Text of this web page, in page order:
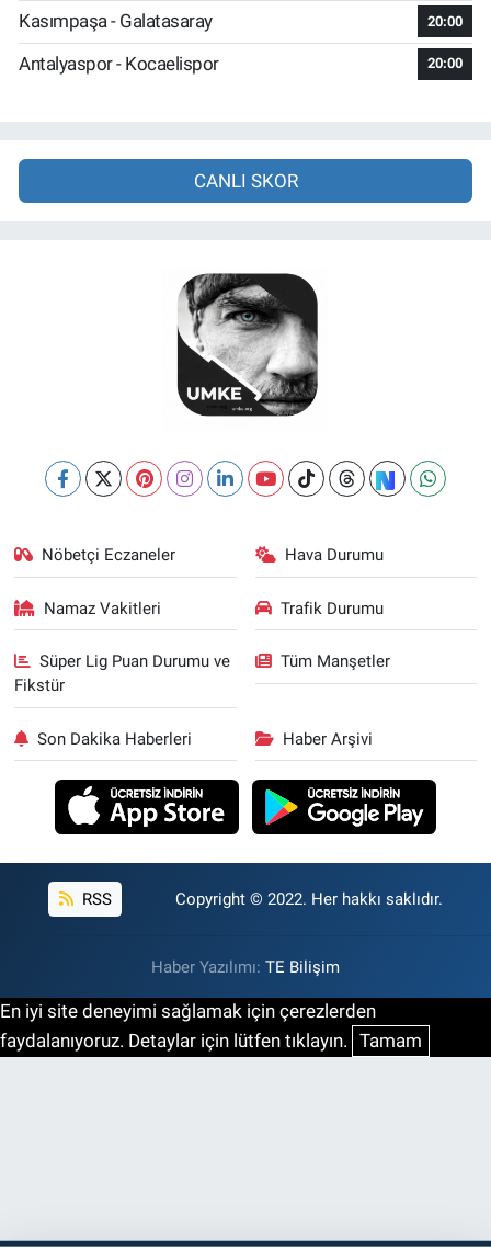
Kasımpaşa - Galatasaray 20:00
Antalyaspor - Kocaelispor 20:00
CANLI SKOR
Nöbetçi Eczaneler Hava Durumu
Namaz Vakitleri Trafik Durumu
Süper Lig Puan Durumu ve
Fikstür
Tüm Manşetler
Son Dakika Haberleri Haber Arşivi
RSS Copyright © 2022. Her hakkı saklıdır.
Haber Yazılımı: TE Bilişim
En iyi site deneyimi sağlamak için çerezlerden
faydalanıyoruz. Detaylar için lütfen tıklayın. Tamam